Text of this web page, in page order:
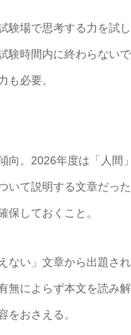
験場で思考する力を試
験時間内に終わらない
も必要。
向。2026年度は「人
いて説明する文章だっ
保しておくこと。
ない」文章から出題さ
無によらず本文を読
をおさえる。